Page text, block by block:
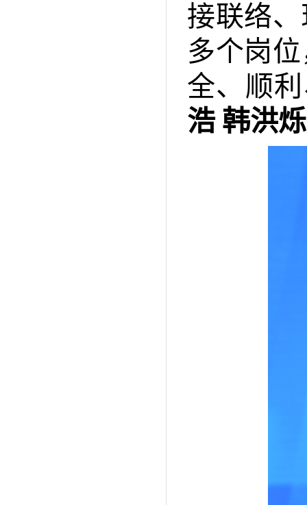
接联络
多个岗
全、顺
浩 韩洪